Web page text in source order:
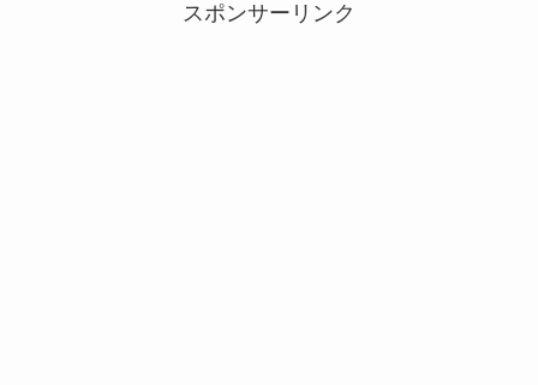
スポンサーリンク